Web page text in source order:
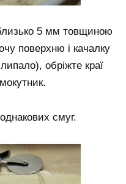
5 мм товщиною
поверхню і качалку
обріжте краї
смуг.